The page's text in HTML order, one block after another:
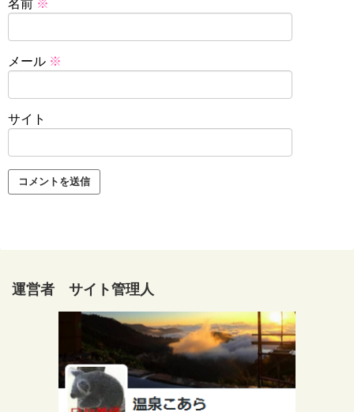
名前 ※
メール ※
サイト
運営者 サイト管理人